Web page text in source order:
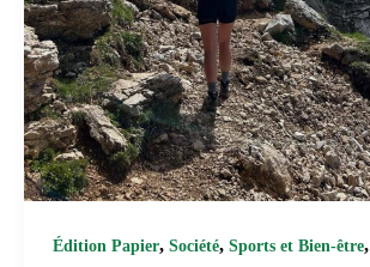
Édition Papier, Société, Sports et Bien-être,